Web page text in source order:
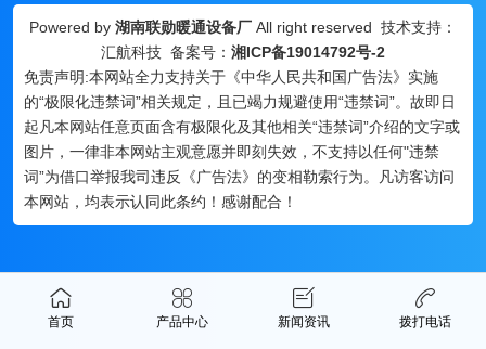
Powered by 湖南联勋暖通设备厂 All right reserved 技术支持：
汇航科技 备案号： 湘ICP备19014792号-2
免责声明:本网站全力支持关于《中华人民共和国广告法》实施
的“极限化违禁词”相关规定，且已竭力规避使用“违禁词”。故即日
起凡本网站任意页面含有极限化及其他相关“违禁词”介绍的文字或
图片，一律非本网站主观意愿并即刻失效，不支持以任何"违禁
词”为借口举报我司违反《广告法》的变相勒索行为。凡访客访问
本网站，均表示认同此条约！感谢配合！
首页 产品中心 新闻资讯 拨打电话